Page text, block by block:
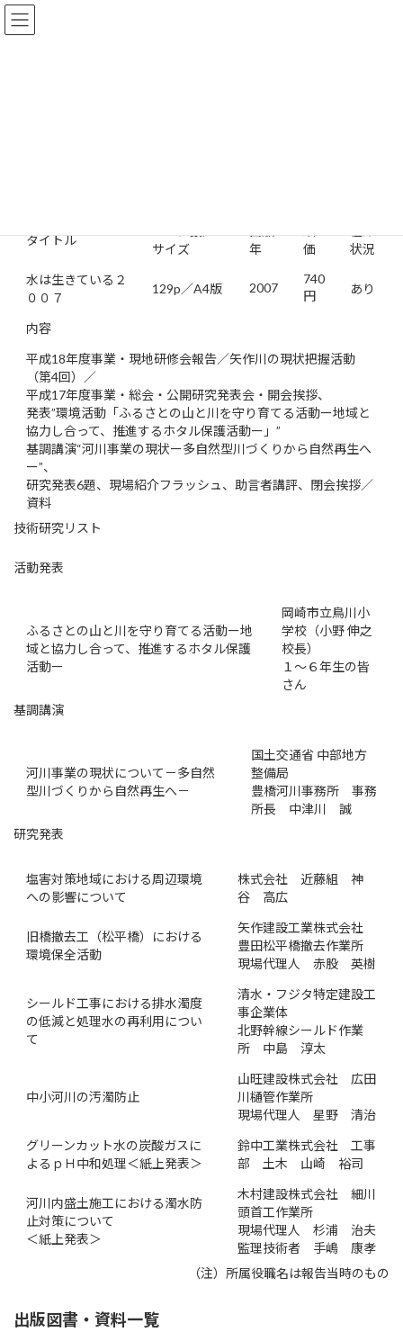
コ
ン
ナ
ビ
タイトル
サイズ
年
価
状況
水は生きている２
００７
129p／A4版 2007
740
円
あり
内容
平成18年度事業・現地研修会報告／矢作川の現状把握活動
（第4回）／
平成17年度事業・総会・公開研究発表会・開会挨拶、
発表”環境活動「ふるさとの山と川を守り育てる活動ー地域と
協力し合って、推進するホタル保護活動ー」”
基調講演“河川事業の現状ー多自然型川づくりから自然再生へ
ー”、
研究発表6題、現場紹介フラッシュ、助言者講評、閉会挨拶／
資料
技術研究リスト
活動発表
ふるさとの山と川を守り育てる活動ー地
域と協力し合って、推進するホタル保護
活動ー
岡崎市立鳥川小
学校（小野 伸之
校長）
１～６年生の皆
さん
基調講演
河川事業の現状について－多自然
型川づくりから自然再生へ－
国土交通省 中部地方
整備局
豊橋河川事務所 事務
所長 中津川 誠
研究発表
塩害対策地域における周辺環境
への影響について
株式会社 近藤組 神
谷 高広
旧橋撤去工（松平橋）における
環境保全活動
矢作建設工業株式会社
豊田松平橋撤去作業所
現場代理人 赤股 英樹
シールド工事における排水濁度
の低減と処理水の再利用につい
て
清水・フジタ特定建設工
事企業体
北野幹線シールド作業
所 中島 淳太
中小河川の汚濁防止
山旺建設株式会社 広田
川樋管作業所
現場代理人 星野 清治
グリーンカット水の炭酸ガスに
よるｐＨ中和処理＜紙上発表＞
鈴中工業株式会社 工事
部 土木 山崎 裕司
河川内盛土施工における濁水防
止対策について
＜紙上発表＞
木村建設株式会社 細川
頭首工作業所
現場代理人 杉浦 治夫
監理技術者 手嶋 康孝
（注）所属役職名は報告当時のもの
出版図書・資料一覧